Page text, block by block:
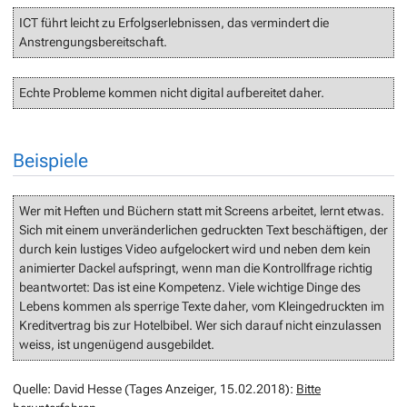
ICT führt leicht zu Erfolgserlebnissen, das vermindert die
Anstrengungsbereitschaft.
Echte Probleme kommen nicht digital aufbereitet daher.
Beispiele
Wer mit Heften und Büchern statt mit Screens arbeitet, lernt etwas.
Sich mit einem unveränderlichen gedruckten Text beschäftigen, der
durch kein lustiges Video aufgelockert wird und neben dem kein
animierter Dackel aufspringt, wenn man die Kontrollfrage richtig
beantwortet: Das ist eine Kompetenz. Viele wichtige Dinge des
Lebens kommen als sperrige Texte daher, vom Kleingedruckten im
Kreditvertrag bis zur Hotelbibel. Wer sich darauf nicht einzulassen
weiss, ist ungenügend ausgebildet.
Quelle: David Hesse (Tages Anzeiger, 15.02.2018): Bitte